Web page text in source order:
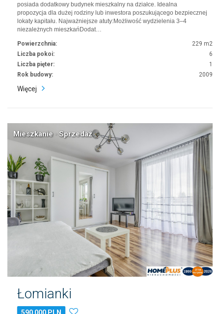
posiada dodatkowy budynek mieszkalny na działce. Idealna
propozycja dla dużej rodziny lub inwestora poszukującego bezpiecznej
lokaty kapitału. Najważniejsze atuty:Możliwość wydzielenia 3–4
niezależnych mieszkańDodat…
Powierzchnia:
229 m2
Liczba pokoi:
6
Liczba pięter:
1
Rok budowy:
2009
Więcej
Mieszkanie · Sprzedaż
Łomianki